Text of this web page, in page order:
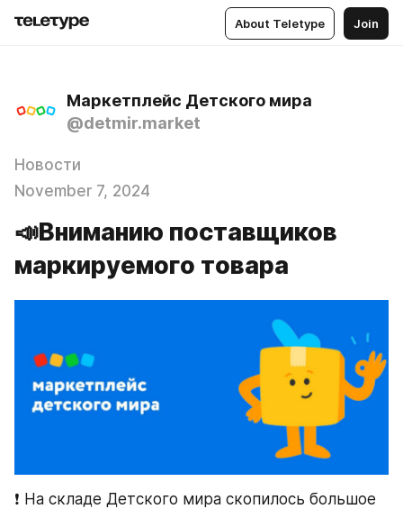
About Teletype Join
Маркетплейс Детского мира
@detmir.market
Новости
November 7, 2024
📣Вниманию поставщиков
маркируемого товара
❗️ На складе Детского мира скопилось большое